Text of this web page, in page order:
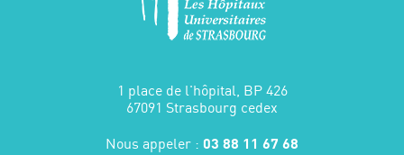
1 place de l'hôpital, BP 426
67091 Strasbourg cedex
Nous appeler : 03 88 11 67 68